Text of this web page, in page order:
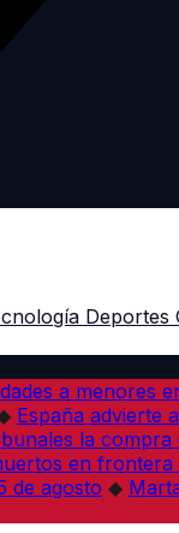
Deportes
a menores
España advierte
la
en frontera
de agosto ◆